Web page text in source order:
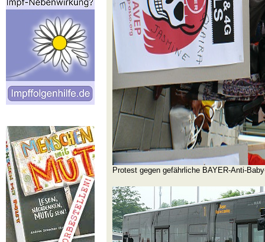
Protest gegen gefährliche BAYER-Anti-